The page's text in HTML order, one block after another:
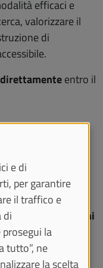
efficaci e
valorizzare il
di
entro il
di UniTo e
offre a
due giovani
segreteria
ilServizio Civile
e di
per garantire
il traffico e
di
la
tutto”, ne
la scelta